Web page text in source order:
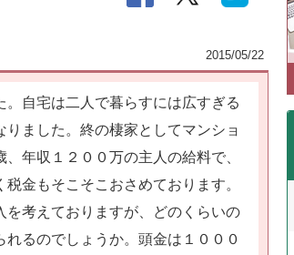
2015/05/22
自宅は二人で暮らすには広すぎる
ました。終の棲家としてマンショ
年収１２００万の主人の給料で、
金もそこそこおさめております。
考えておりますが、どのくらいの
るのでしょうか。頭金は１０００